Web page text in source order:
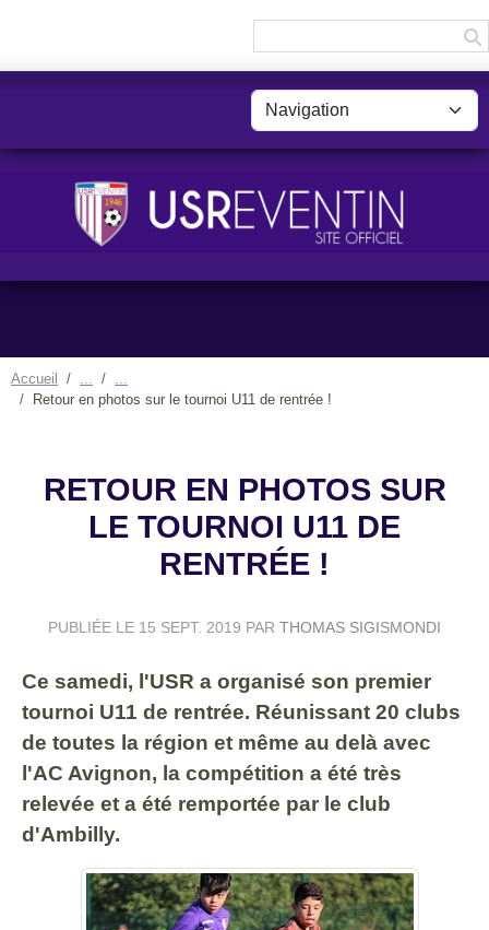
Accueil
Retour en photos sur le tournoi U11 de rentrée !
RETOUR EN PHOTOS SUR
LE TOURNOI U11 DE
RENTRÉE !
PUBLIÉE LE 15 SEPT. 2019 PAR THOMAS SIGISMONDI
Ce samedi, l'USR a organisé son premier
tournoi U11 de rentrée. Réunissant 20 clubs
de toutes la région et même au delà avec
l'AC Avignon, la compétition a été très
relevée et a été remportée par le club
d'Ambilly.